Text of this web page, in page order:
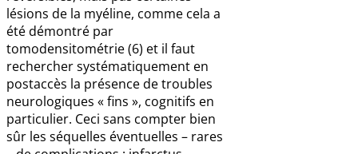
lésions de la myéline, comme cela a
été démontré par
tomodensitométrie (6) et il faut
rechercher systématiquement en
postaccès la présence de troubles
neurologiques « fins », cognitifs en
particulier. Ceci sans compter bien
sûr les séquelles éventuelles – rares